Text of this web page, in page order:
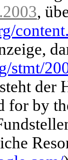
,
stmt/
for by